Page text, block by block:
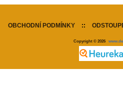
OBCHODNÍ PODMÍNKY ::
Copyright © 2026